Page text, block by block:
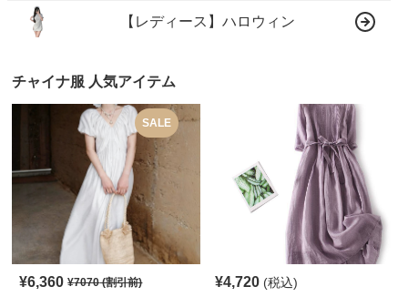
【レディース】ハロウィン
チャイナ服 人気アイテム
SALE
¥6,360 ¥7070(割引前) ¥4,720 (税込)